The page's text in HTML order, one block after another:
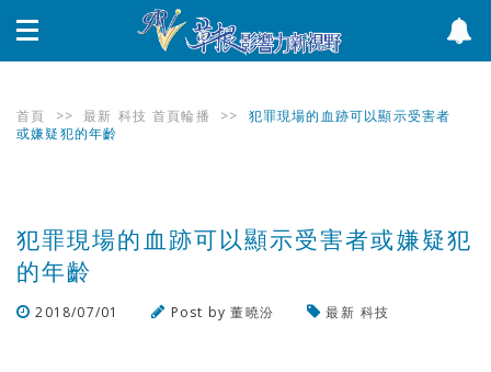
首頁 >> 最新 科技 首頁輪播 >>
犯罪現場的血跡可以顯示受害者
或嫌疑犯的年齡
犯罪現場的血跡可以顯示受害者或嫌疑犯
的年齡
2018/07/01 Post by董曉汾 最新 科技